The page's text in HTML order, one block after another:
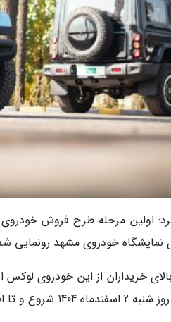
نمایشگاه خودروی مشهد رونمایی
خریداران از این خودروی